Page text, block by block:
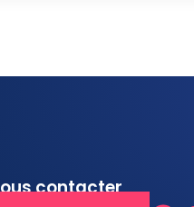
contacter